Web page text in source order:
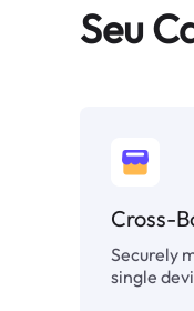
Seu
Cross-
Securely
single